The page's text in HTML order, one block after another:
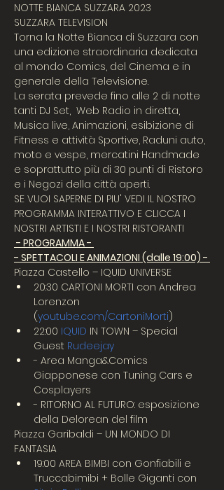
NOTTE BIANCA SUZZARA 2023
SUZZARA TELEVISION
Torna la Notte Bianca di Suzzara con
una edizione straordinaria dedicata
al mondo Comics, del Cinema e in
generale della Televisione.
La serata prevede fino alle 2 di notte
tanti DJ Set,  Web Radio in diretta,
Musica live, Animazioni, esibizione di
Fitness e attività Sportive, Raduni auto,
moto e vespe, mercatini Handmade
e soprattutto più di 30 punti di Ristoro
e i Negozi della città aperti.
SE VUOI SAPERNE DI PIU' VEDI IL NOSTRO
PROGRAMMA INTERATTIVO E CLICCA I
NOSTRI ARTISTI E I NOSTRI RISTORANTI
- PROGRAMMA -
- SPETTACOLI E ANIMAZIONI (dalle 19:00) -
Piazza Castello – IQUID UNIVERSE
20:30 CARTONI MORTI con Andrea
Lorenzon
(youtube.com/CartoniMorti)
22:00 IQUID IN TOWN – Special
Guest Rudeejay
- Area Manga&Comics
Giapponese con Tuning Cars e
Cosplayers
- RITORNO AL FUTURO: esposizione
della Delorean del film
Piazza Garibaldi – UN MONDO DI
FANTASIA
19:00 AREA BIMBI con Gonfiabili e
Truccabimibi + Bolle Giganti con